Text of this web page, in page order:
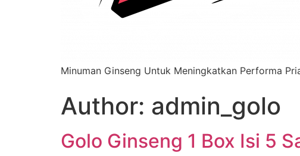
Minuman Ginseng Untuk Meningkatkan Performa
Author: admin_golo
Golo Ginseng 1 Box Isi 5